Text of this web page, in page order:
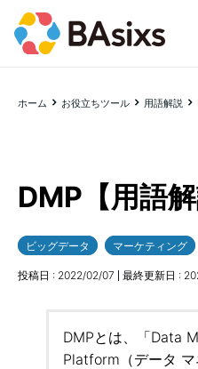
ホーム お役立ちツール 用語解説
DMP【用語解
ビッグデータ マーケティング
投稿日 : 2022/02/07 最終更新日 :
DMPとは、「Data
Platform（データ マ